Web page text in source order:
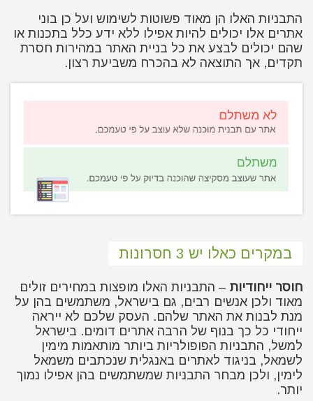
התבניות האלו הן מאוד פשוטות לשימוש ועל כן בוני
אתרים אלו יכולים להיות אפילו ללא ידע כלל בתכנות או
שהם יכולים לבצע את כל בניית האתר במהירות חסרת
תקדים, אך התוצאה לא בהכרח משביעת רצון.
במקרים כאלו יש 3 חסרונות
חוסר ייחודיות – התבניות האלו מופצות במחירים זולים
מאוד ולכן אנשים רבים, גם בישראל, משתמשים בהן על
מנת לבנות את האתר שלהם. העסק שלכם לא ייראה
ייחודי כל כך בנוף של הרבה אתרים דומים. בישראל
למשל, התבניות הפופולריות ביותר מותאמות מימין
לשמאל, בניגוד לאתרים באנגלית שנכתבים משמאל
לימין, ולכן מבחר התבניות שמשתמשים בהן אפילו נמוך
יותר.